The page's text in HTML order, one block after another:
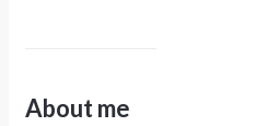
About me